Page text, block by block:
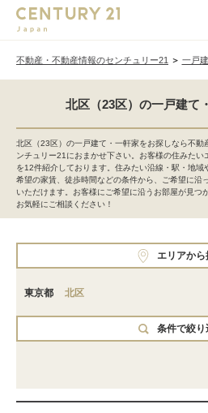
不動産・不動産情報のセンチュリー21 一戸
北区（23区）の一戸建て
北区（23区）の一戸建て・一軒家をお探しなら不動
ンチュリー21におまかせ下さい。お客様の住みたい
を12件紹介しております。住みたい沿線・駅・地
希望の家賃、徒歩時間などの条件から、ご希望に沿
いただけます。お客様にご希望に沿うお部屋が見つ
お気軽にご相談ください！
エリアから
東京都 北区
条件で絞り